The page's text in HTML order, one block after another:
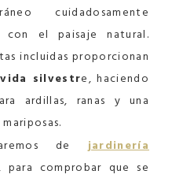
cuidadosamente
con el paisaje natural.
incluidas proporcionan
vida silvestre, haciendo
ardillas, ranas y una
dejardinería
comprobar que se